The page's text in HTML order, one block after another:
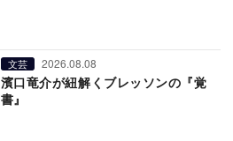
文芸 2026.08.08
濱口竜介が紐解くブレッソンの『覚
書』